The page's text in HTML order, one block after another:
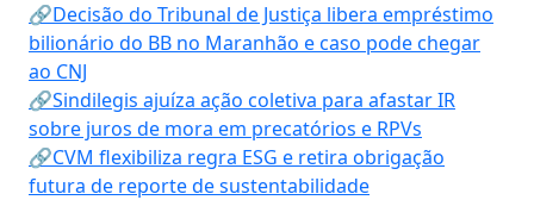
🔗Decisão do Tribunal de Justiça libera empréstimo
bilionário do BB no Maranhão e caso pode chegar
ao CNJ
🔗Sindilegis ajuíza ação coletiva para afastar IR
sobre juros de mora em precatórios e RPVs
🔗CVM flexibiliza regra ESG e retira obrigação
futura de reporte de sustentabilidade